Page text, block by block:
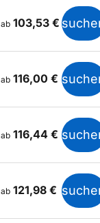
ab 103,53 €
ab 116,00 €
ab 116,44 €
ab 121,98 €